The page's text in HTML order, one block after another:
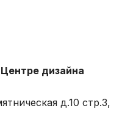
дизайна
д.10 стр.3,